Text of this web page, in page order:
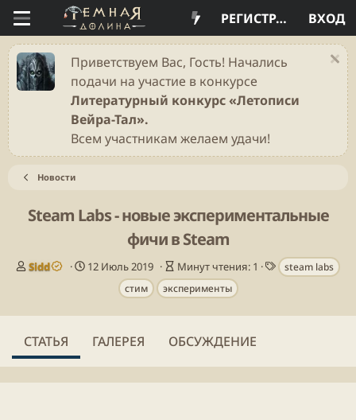
ВХОД
РЕГИСТРАЦИЯ
Приветствуем Вас, Гость! Начались
подачи на участие в конкурсе
Литературный конкурс «Летописи
Вейра-Тал».
Всем участникам желаем удачи!
Новости
Steam Labs - новые экспериментальные
фичи в Steam
А
Sidd
Д
л
и
12 Июль 2019
В
р
е
ч
е
н
Минут чтения: 1
Т
е
steam labs
стим
эксперименты
СТАТЬЯ ГАЛЕРЕЯ ОБСУЖДЕНИЕ